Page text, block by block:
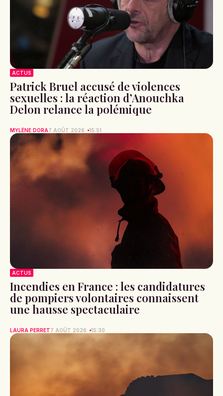
ACTUS
Patrick Bruel accusé de violences
sexuelles : la réaction d’Anouchka
Delon relance la polémique
MYLÈNE DORA7 AOÛT 2026 15:51
ACTUS
Incendies en France : les candidatures
de pompiers volontaires connaissent
une hausse spectaculaire
LAURA PERRET7 AOÛT 2026 15:30